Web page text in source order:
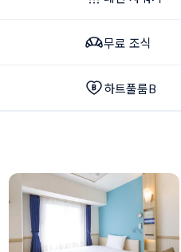
무료 조식
하트풀룸B